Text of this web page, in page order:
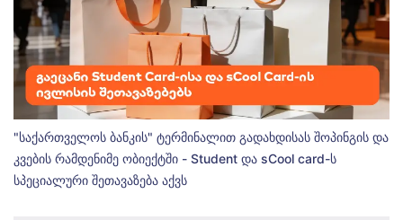
"საქართველოს ბანკის" ტერმინალით გადახდისას შოპინგის და
კვების რამდენიმე ობიექტში - Student და sCool card-ს
სპეციალური შეთავაზება აქვს